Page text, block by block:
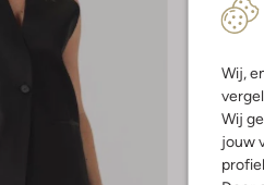
Wij,
Wij
jouw